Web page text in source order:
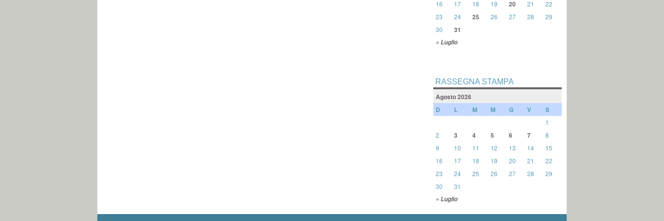
« Luglio
16
17 18 19 20 21
22
23
24 25 26 27 28
29
30
31
RASSEGNA STAMPA
Agosto 2026
D
L M M G V S
« Luglio
1
2
3 4 5 6 7
8
9
10 11 12 13 14
15
16
17 18 19 20 21
22
23
24 25 26 27 28
29
30
31